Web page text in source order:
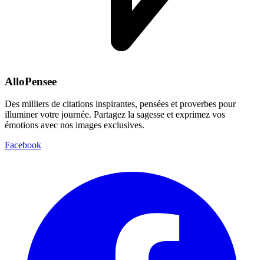
AlloPensee
Des milliers de citations inspirantes, pensées et proverbes pour
illuminer votre journée. Partagez la sagesse et exprimez vos
émotions avec nos images exclusives.
Facebook